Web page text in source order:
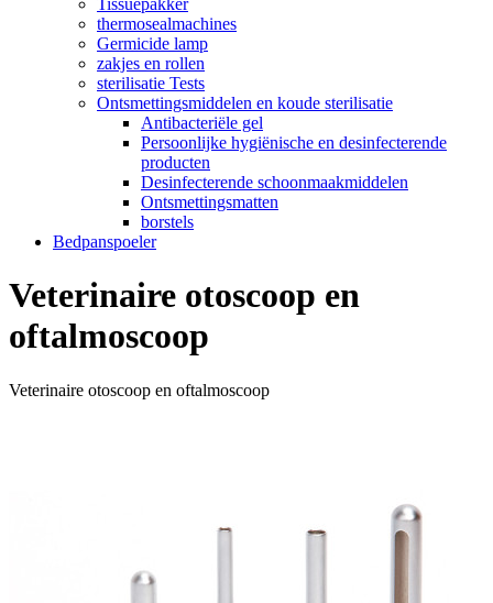
thermosealmachines
Germicide lamp
zakjes en rollen
sterilisatie Tests
Ontsmettingsmiddelen en koude sterilisatie
Antibacteriële gel
Persoonlijke hygiënische en desinfecterende
producten
Desinfecterende schoonmaakmiddelen
Ontsmettingsmatten
borstels
Bedpanspoeler
Veterinaire otoscoop en
oftalmoscoop
Veterinaire otoscoop en oftalmoscoop